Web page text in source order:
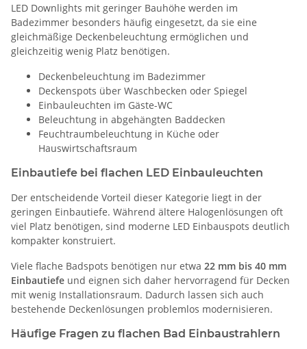
LED Downlights mit geringer Bauhöhe werden im
Badezimmer besonders häufig eingesetzt, da sie eine
gleichmäßige Deckenbeleuchtung ermöglichen und
gleichzeitig wenig Platz benötigen.
Deckenbeleuchtung im Badezimmer
Deckenspots über Waschbecken oder Spiegel
Einbauleuchten im Gäste-WC
Beleuchtung in abgehängten Baddecken
Feuchtraumbeleuchtung in Küche oder
Hauswirtschaftsraum
Einbautiefe bei flachen LED Einbauleuchten
Der entscheidende Vorteil dieser Kategorie liegt in der
geringen Einbautiefe. Während ältere Halogenlösungen oft
viel Platz benötigen, sind moderne LED Einbauspots deutlich
kompakter konstruiert.
Viele flache Badspots benötigen nur etwa 22 mm bis 40 mm
Einbautiefe und eignen sich daher hervorragend für Decken
mit wenig Installationsraum. Dadurch lassen sich auch
bestehende Deckenlösungen problemlos modernisieren.
Häufige Fragen zu flachen Bad Einbaustrahlern